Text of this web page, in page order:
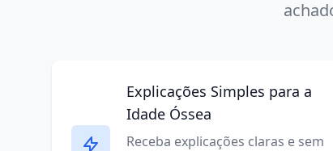
Explicações Simples para a
Idade Óssea
Receba explicações claras e sem